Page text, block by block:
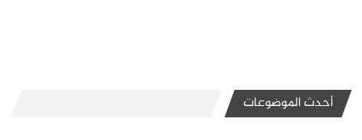
أحدث الموضوعات